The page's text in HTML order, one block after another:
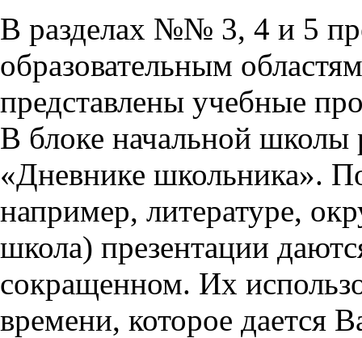
В разделах №№ 3, 4 и 5
образовательным
представлены учебные
В блоке начальной школы
«Дневнике школьника».
например, литературе,
школа) презентации
сокращенном. Их
времени, которое дается